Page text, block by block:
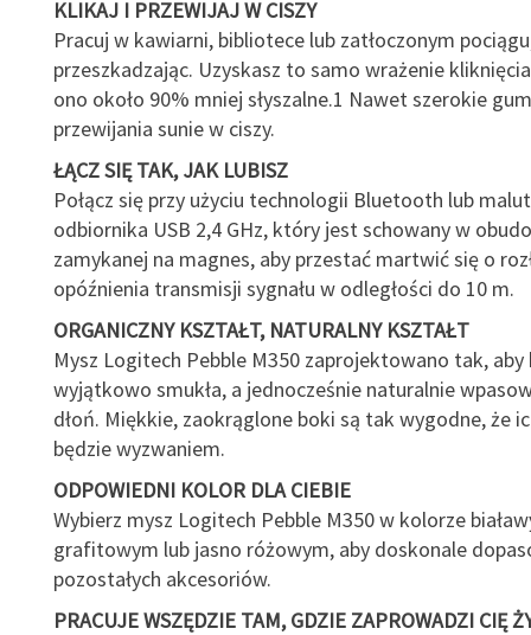
KLIKAJ I PRZEWIJAJ W CISZY
Pracuj w kawiarni, bibliotece lub zatłoczonym
przeszkadzając. Uzyskasz to samo wrażenie
ono około 90% mniej słyszalne.1 Nawet szerokie
przewijania sunie w ciszy.
ŁĄCZ SIĘ TAK, JAK LUBISZ
Połącz się przy użyciu technologii Bluetooth lub
odbiornika USB 2,4 GHz, który jest schowany w
zamykanej na magnes, aby przestać martwić się o
opóźnienia transmisji sygnału w odległości do 10 m.
ORGANICZNY KSZTAŁT, NATURALNY KSZTAŁT
Mysz Logitech Pebble M350 zaprojektowano tak, aby
wyjątkowo smukła, a jednocześnie naturalnie
dłoń. Miękkie, zaokrąglone boki są tak wygodne, że
będzie wyzwaniem.
ODPOWIEDNI KOLOR DLA CIEBIE
Wybierz mysz Logitech Pebble M350 w kolorze
grafitowym lub jasno różowym, aby doskonale
pozostałych akcesoriów.
PRACUJE WSZĘDZIE TAM, GDZIE ZAPROWADZI CIĘ